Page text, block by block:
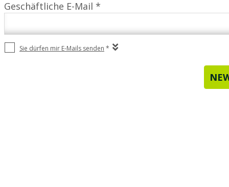
Geschäftliche E-Mail *
Sie dürfen mir E-Mails senden *